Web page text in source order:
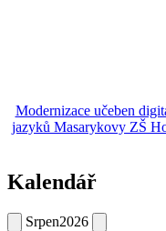
Modernizace učeben
jazyků Masarykovy ZŠ
Kalendář
Srpen2026